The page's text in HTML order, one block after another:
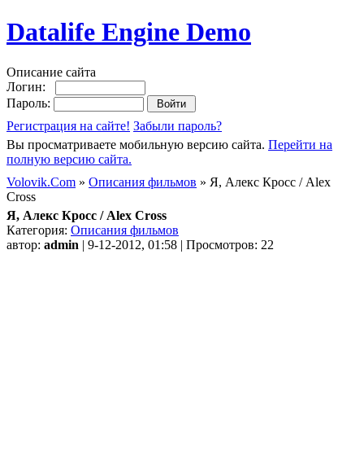
Datalife Engine Demo
Описание сайта
Логин:
Пароль:
Регистрация на сайте! Забыли пароль?
Вы просматриваете мобильную версию сайта. Перейти на
полную версию сайта.
Volovik.Com » Описания фильмов » Я, Алекс Кросс / Alex
Cross
Я, Алекс Кросс / Alex Cross
Категория: Описания фильмов
автор: admin | 9-12-2012, 01:58 | Просмотров: 22